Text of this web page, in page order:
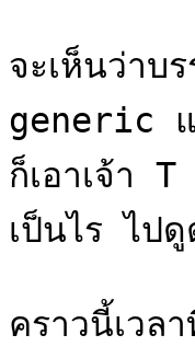
จะเห็นว่าบ
generic แ
ก็เอาเจ้า
เป็นไร ไป
คราวนี้เวล